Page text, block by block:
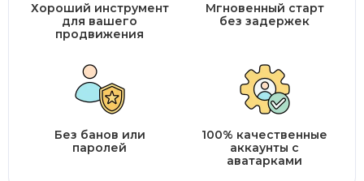
Хороший инструмент
для вашего
продвижения
Мгновенный старт
без задержек
Без банов или
паролей
100% качественные
аккаунты с
аватарками